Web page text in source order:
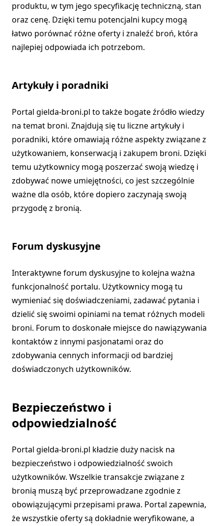
produktu, w tym jego specyfikację techniczną, stan
oraz cenę. Dzięki temu potencjalni kupcy mogą
łatwo porównać różne oferty i znaleźć broń, która
najlepiej odpowiada ich potrzebom.
Artykuły i poradniki
Portal gielda-broni.pl to także bogate źródło wiedzy
na temat broni. Znajdują się tu liczne artykuły i
poradniki, które omawiają różne aspekty związane z
użytkowaniem, konserwacją i zakupem broni. Dzięki
temu użytkownicy mogą poszerzać swoją wiedzę i
zdobywać nowe umiejętności, co jest szczególnie
ważne dla osób, które dopiero zaczynają swoją
przygodę z bronią.
Forum dyskusyjne
Interaktywne forum dyskusyjne to kolejna ważna
funkcjonalność portalu. Użytkownicy mogą tu
wymieniać się doświadczeniami, zadawać pytania i
dzielić się swoimi opiniami na temat różnych modeli
broni. Forum to doskonałe miejsce do nawiązywania
kontaktów z innymi pasjonatami oraz do
zdobywania cennych informacji od bardziej
doświadczonych użytkowników.
Bezpieczeństwo i
odpowiedzialność
Portal gielda-broni.pl kładzie duży nacisk na
bezpieczeństwo i odpowiedzialność swoich
użytkowników. Wszelkie transakcje związane z
bronią muszą być przeprowadzane zgodnie z
obowiązującymi przepisami prawa. Portal zapewnia,
że wszystkie oferty są dokładnie weryfikowane, a